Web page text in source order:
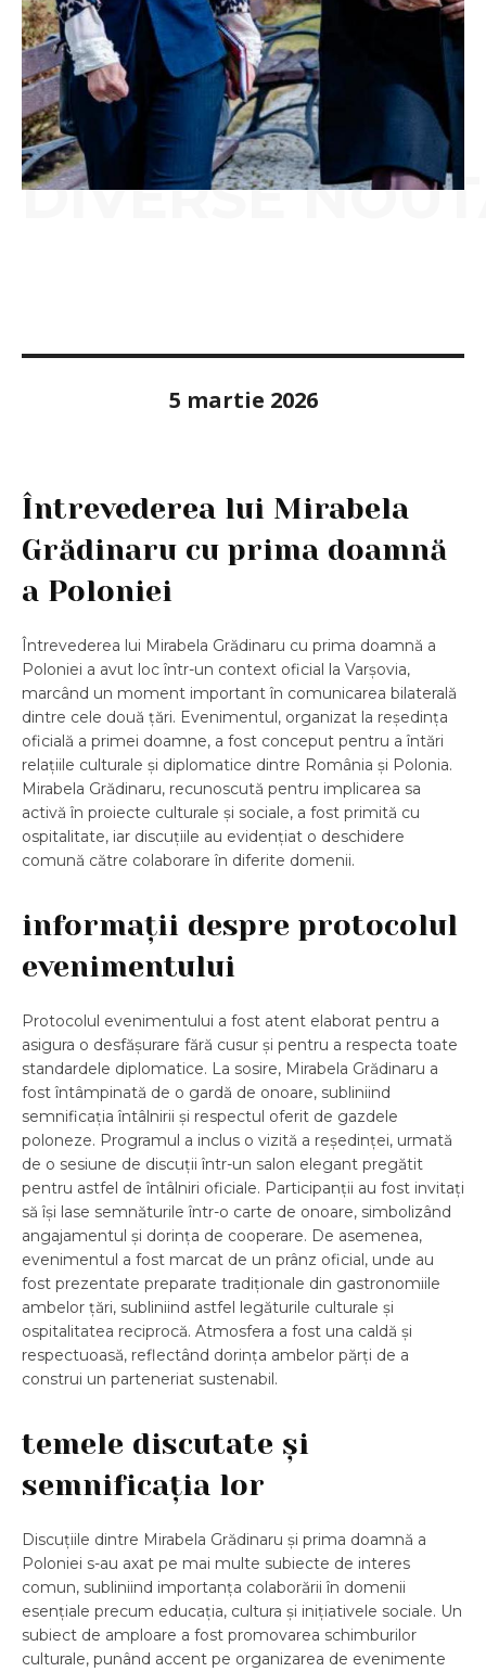
DIVERSE
5 martie 2026
Întrevederea lui Mirabela
Grădinaru cu prima doamnă
a Poloniei
Întrevederea lui Mirabela Grădinaru cu prima doamnă a
Poloniei a avut loc într-un context oficial la Varșovia,
marcând un moment important în comunicarea bilaterală
dintre cele două țări. Evenimentul, organizat la reședința
oficială a primei doamne, a fost conceput pentru a întări
relațiile culturale și diplomatice dintre România și Polonia.
Mirabela Grădinaru, recunoscută pentru implicarea sa
activă în proiecte culturale și sociale, a fost primită cu
ospitalitate, iar discuțiile au evidențiat o deschidere
comună către colaborare în diferite domenii.
informații despre protocolul
evenimentului
Protocolul evenimentului a fost atent elaborat pentru a
asigura o desfășurare fără cusur și pentru a respecta toate
standardele diplomatice. La sosire, Mirabela Grădinaru a
fost întâmpinată de o gardă de onoare, subliniind
semnificația întâlnirii și respectul oferit de gazdele
poloneze. Programul a inclus o vizită a reședinței, urmată
de o sesiune de discuții într-un salon elegant pregătit
pentru astfel de întâlniri oficiale. Participanții au fost invitați
să își lase semnăturile într-o carte de onoare, simbolizând
angajamentul și dorința de cooperare. De asemenea,
evenimentul a fost marcat de un prânz oficial, unde au
fost prezentate preparate tradiționale din gastronomiile
ambelor țări, subliniind astfel legăturile culturale și
ospitalitatea reciprocă. Atmosfera a fost una caldă și
respectuoasă, reflectând dorința ambelor părți de a
construi un parteneriat sustenabil.
temele discutate și
semnificația lor
Discuțiile dintre Mirabela Grădinaru și prima doamnă a
Poloniei s-au axat pe mai multe subiecte de interes
comun, subliniind importanța colaborării în domenii
esențiale precum educația, cultura și inițiativele sociale. Un
subiect de amploare a fost promovarea schimburilor
culturale, punând accent pe organizarea de evenimente